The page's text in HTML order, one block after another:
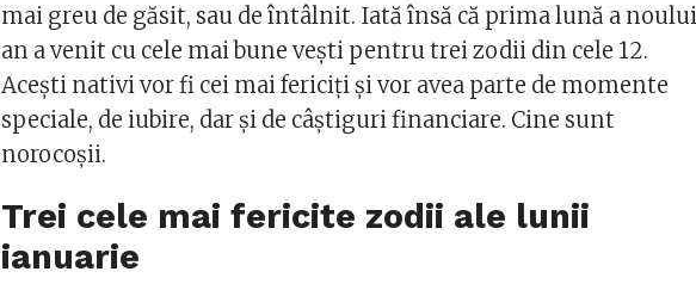
mai greu de găsit, sau de întâlnit. Iată însă că prima lună a noului
an a venit cu cele mai bune vești pentru trei zodii din cele 12.
Acești nativi vor fi cei mai fericiți și vor avea parte de momente
speciale, de iubire, dar și de câștiguri financiare. Cine sunt
norocoșii.
Trei cele mai fericite zodii ale lunii
ianuarie